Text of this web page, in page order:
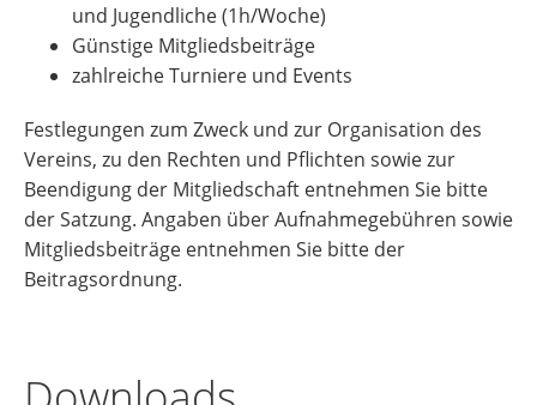
und Jugendliche (1h/Woche)
Günstige Mitgliedsbeiträge
zahlreiche Turniere und Events
Festlegungen zum Zweck und zur Organisation des
Vereins, zu den Rechten und Pflichten sowie zur
Beendigung der Mitgliedschaft entnehmen Sie bitte
der Satzung. Angaben über Aufnahmegebühren sowie
Mitgliedsbeiträge entnehmen Sie bitte der
Beitragsordnung.